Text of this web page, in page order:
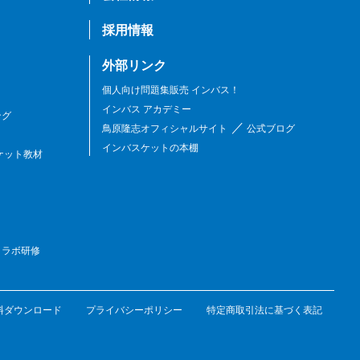
ット教材
ボ研修
採用情報
外部リンク
個人向け問題集販売 インバス！
インバス アカデミー
鳥原隆志オフィシャルサイト
／ 公式ブログ
インバスケットの本棚
ダウンロード プライバシーポリシー 特定商取引法に基づく表記